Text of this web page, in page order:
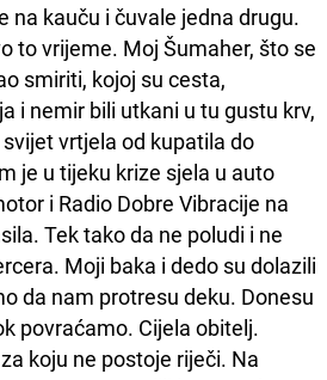
na kauču i čuvale jedna drugu.
to vrijeme. Moj Šumaher, što se
smiriti, kojoj su cesta,
i nemir bili utkani u tu gustu krv,
vrtjela od kupatila do
je u tijeku krize sjela u auto
i Radio Dobre Vibracije na
Tek tako da ne poludi i ne
Moji baka i dedo su dolazili
da nam protresu deku. Donesu
povraćamo. Cijela obitelj.
koju ne postoje riječi. Na